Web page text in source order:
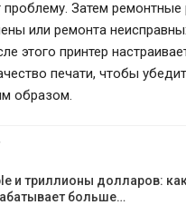
Затем ремонтные
или ремонта
этого принтер
печати, чтобы
образом.
и триллионы долларов:
больше…